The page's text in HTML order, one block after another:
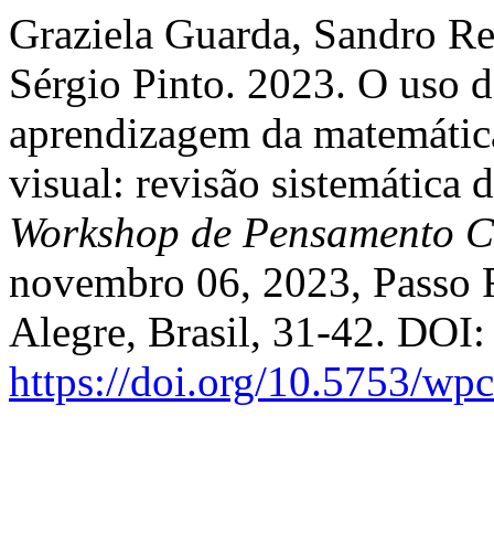
Graziela Guarda, Sandro
Sérgio Pinto. 2023. O uso
aprendizagem da
visual: revisão sistemática
Workshop de Pensamento
novembro 06, 2023,
Alegre, Brasil, 31-42. DOI:
https://doi.org/10.5753/